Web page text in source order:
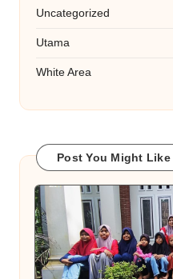
Uncategorized
Utama
White Area
Post You Might Like